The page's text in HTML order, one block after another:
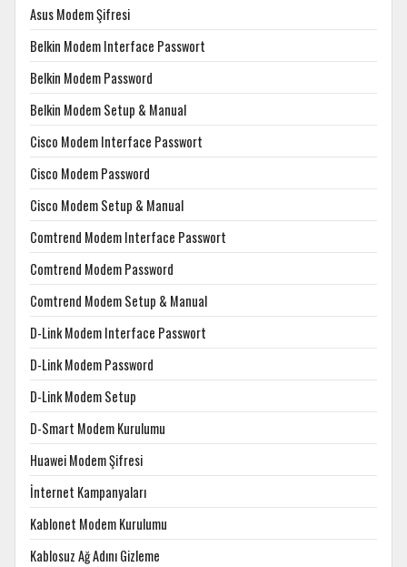
Asus Modem Şifresi
Belkin Modem Interface Passwort
Belkin Modem Password
Belkin Modem Setup & Manual
Cisco Modem Interface Passwort
Cisco Modem Password
Cisco Modem Setup & Manual
Comtrend Modem Interface Passwort
Comtrend Modem Password
Comtrend Modem Setup & Manual
D-Link Modem Interface Passwort
D-Link Modem Password
D-Link Modem Setup
D-Smart Modem Kurulumu
Huawei Modem Şifresi
İnternet Kampanyaları
Kablonet Modem Kurulumu
Kablosuz Ağ Adını Gizleme